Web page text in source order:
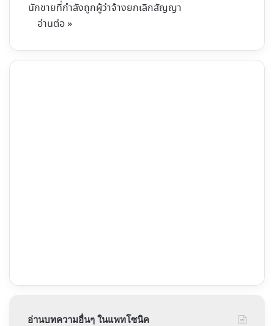
นักขายที่กำลังถูกผู้ว่าจ้างยกเลิกสัญญา
อ่านต่อ »
อ่านบทความอื่นๆ ในแพทโซนิค